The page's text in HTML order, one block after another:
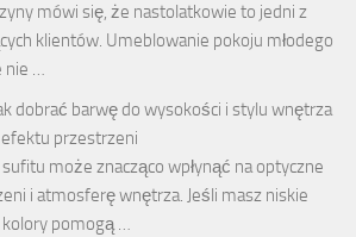
mówi się, że nastolatkowie to jedni z
klientów. Umeblowanie pokoju młodego
nie …
dobrać barwę do wysokości i stylu wnętrza
przestrzeni
może znacząco wpłynąć na optyczne
i atmosferę wnętrza. Jeśli masz niskie
pomogą …